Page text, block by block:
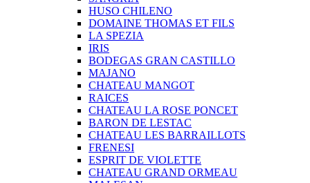
HUSO CHILENO
DOMAINE THOMAS ET FILS
LA SPEZIA
IRIS
BODEGAS GRAN CASTILLO
MAJANO
CHATEAU MANGOT
RAICES
CHATEAU LA ROSE PONCET
BARON DE LESTAC
CHATEAU LES BARRAILLOTS
FRENESI
ESPRIT DE VIOLETTE
CHATEAU GRAND ORMEAU